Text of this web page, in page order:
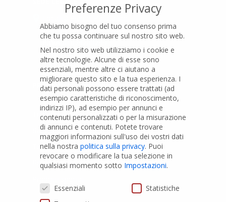
16015 Casella (GE) – Italy
01079200299
PRODOTTI
Tubi PVC
Raccordi PVC
Tubi e Raccordi in PVC-A
Pozzi Artesiani
Preferenze Privacy
Abbiamo bisogno del tuo consenso prima
che tu possa continuare sul nostro sito web.
Nel nostro sito web utilizziamo i cookie e
altre tecnologie. Alcune di esse sono
essenziali, mentre altre ci aiutano a
migliorare questo sito e la tua esperienza. I
dati personali possono essere trattati (ad
esempio caratteristiche di riconoscimento,
indirizzi IP), ad esempio per annunci e
contenuti personalizzati o per la misurazione
di annunci e contenuti. Potete trovare
maggiori informazioni sull'uso dei vostri dati
nella nostra politica sulla privacy. Puoi
revocare o modificare la tua selezione in
qualsiasi momento sotto Impostazioni.
Preferenze Privacy
Essenziali
Statistiche